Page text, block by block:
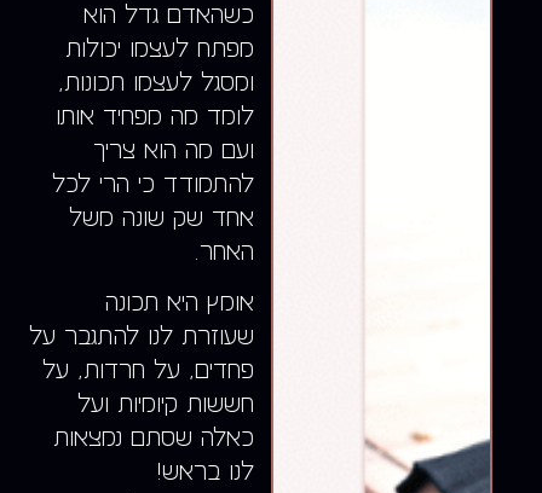
כשהאדם גדל הוא
מפתח לעצמו יכולות
ומסגל לעצמו תכונות,
לומד מה מפחיד אותו
ועם מה הוא צריך
להתמודד כי הרי לכל
אחד שק שונה משל
האחר.
אומץ היא תכונה
שעוזרת לנו להתגבר על
פחדים, על חרדות, על
חששות קיומיות ועל
כאלה שסתם נמצאות
לנו בראש!